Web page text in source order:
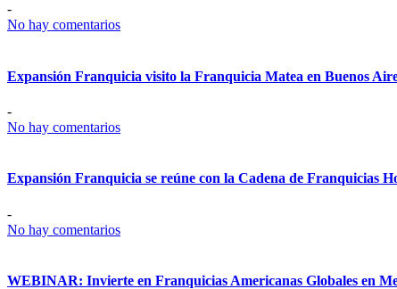
-
No hay comentarios
Expansión Franquicia visito la Franquicia Matea en Buenos
-
No hay comentarios
Expansión Franquicia se reúne con la Cadena de Franquicias
-
No hay comentarios
WEBINAR: Invierte en Franquicias Americanas Globales en